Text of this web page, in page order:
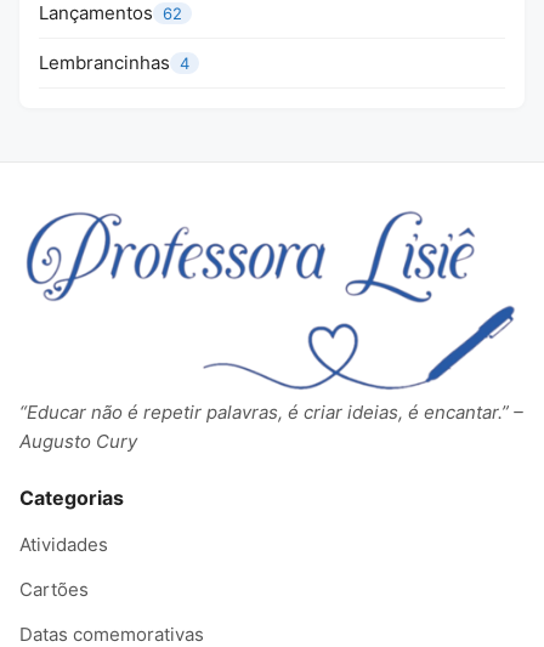
Lançamentos 62
Lembrancinhas 4
“Educar não é repetir palavras, é criar ideias, é encantar.” –
Augusto Cury
Categorias
Atividades
Cartões
Datas comemorativas